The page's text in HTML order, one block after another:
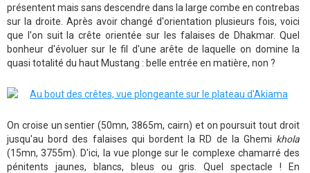
présentent mais sans descendre dans la large combe en contrebas
sur la droite. Après avoir changé d'orientation plusieurs fois, voici
que l'on suit la crête orientée sur les falaises de Dhakmar. Quel
bonheur d'évoluer sur le fil d'une arête de laquelle on domine la
quasi totalité du haut Mustang : belle entrée en matière, non ?
On croise un sentier (50mn, 3865m, cairn) et on poursuit tout droit
jusqu'au bord des falaises qui bordent la RD de la Ghemi khola
(15mn, 3755m). D'ici, la vue plonge sur le complexe chamarré des
pénitents jaunes, blancs, bleus ou gris. Quel spectacle ! En